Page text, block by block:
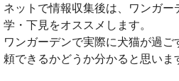
ネットで情報収集後は、ワンガ
学・下見をオススメします。
ワンガーデンで実際に犬猫が過
頼できるかどうか分かると思いま